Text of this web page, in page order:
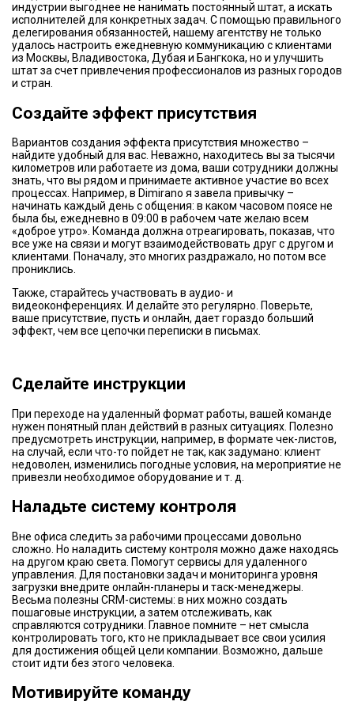
индустрии выгоднее не нанимать постоянный штат, а искать
исполнителей для конкретных задач. С помощью правильного
делегирования обязанностей, нашему агентству не только
удалось настроить ежедневную коммуникацию с клиентами
из Москвы, Владивостока, Дубая и Бангкока, но и улучшить
штат за счет привлечения профессионалов из разных городов
и стран.
Создайте эффект присутствия
Вариантов создания эффекта присутствия множество –
найдите удобный для вас. Неважно, находитесь вы за тысячи
километров или работаете из дома, ваши сотрудники должны
знать, что вы рядом и принимаете активное участие во всех
процессах. Например, в Dimirano я завела привычку –
начинать каждый день с общения: в каком часовом поясе не
была бы, ежедневно в 09:00 в рабочем чате желаю всем
«доброе утро». Команда должна отреагировать, показав, что
все уже на связи и могут взаимодействовать друг с другом и
клиентами. Поначалу, это многих раздражало, но потом все
прониклись.
Также, старайтесь участвовать в аудио- и
видеоконференциях. И делайте это регулярно. Поверьте,
ваше присутствие, пусть и онлайн, дает гораздо больший
эффект, чем все цепочки переписки в письмах.
​Сделайте инструкции
При переходе на удаленный формат работы, вашей команде
нужен понятный план действий в разных ситуациях. Полезно
предусмотреть инструкции, например, в формате чек-листов,
на случай, если что-то пойдет не так, как задумано: клиент
недоволен, изменились погодные условия, на мероприятие не
привезли необходимое оборудование и т. д.
​Наладьте систему контроля
Вне офиса следить за рабочими процессами довольно
сложно. Но наладить систему контроля можно даже находясь
на другом краю света. Помогут сервисы для удаленного
управления. Для постановки задач и мониторинга уровня
загрузки внедрите онлайн-планеры и таск-менеджеры.
Весьма полезны CRM-системы: в них можно создать
пошаговые инструкции, а затем отслеживать, как
справляются сотрудники. Главное помните – нет смысла
контролировать того, кто не прикладывает все свои усилия
для достижения общей цели компании. Возможно, дальше
стоит идти без этого человека.
​Мотивируйте команду